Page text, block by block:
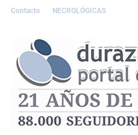
Contacto NECROLÓGICAS